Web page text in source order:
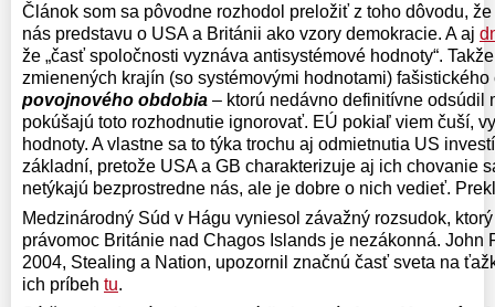
Článok som sa pôvodne rozhodol preložiť z toho dôvodu,
nás predstavu o USA a Británii ako vzory demokracie. A aj
že „časť spoločnosti vyznáva antisystémové hodnoty“.
zmienených krajín (so systémovými hodnotami)
povojnového obdobia – ktorú nedávno definitívne odsúdil
pokúšajú toto rozhodnutie ignorovať. EÚ pokiaľ viem čuší,
hodnoty. A vlastne sa to týka trochu aj odmietnutia US
základní, pretože USA a GB charakterizuje aj ich chovanie
netýkajú bezprostredne nás, ale je dobre o nich vedieť.
Medzinárodný Súd v Hágu vyniesol závažný rozsudok,
právomoc Británie nad Chagos Islands je nezákonná. John
2004, Stealing a Nation, upozornil značnú časť sveta na
ich príbeh tu.